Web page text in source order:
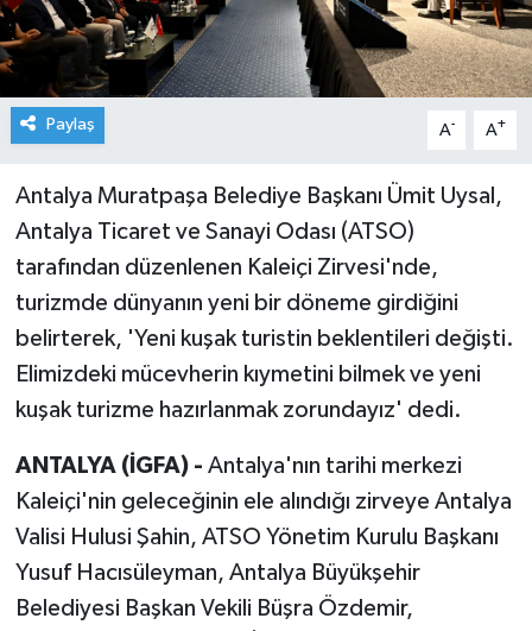
Paylaş A- A+
Antalya Muratpaşa Belediye Başkanı Ümit Uysal,
Antalya Ticaret ve Sanayi Odası (ATSO)
tarafından düzenlenen Kaleiçi Zirvesi'nde,
turizmde dünyanın yeni bir döneme girdiğini
belirterek, 'Yeni kuşak turistin beklentileri değişti.
Elimizdeki mücevherin kıymetini bilmek ve yeni
kuşak turizme hazırlanmak zorundayız' dedi.
ANTALYA (İGFA) - Antalya'nın tarihi merkezi
Kaleiçi'nin geleceğinin ele alındığı zirveye Antalya
Valisi Hulusi Şahin, ATSO Yönetim Kurulu Başkanı
Yusuf Hacısüleyman, Antalya Büyükşehir
Belediyesi Başkan Vekili Büşra Özdemir,